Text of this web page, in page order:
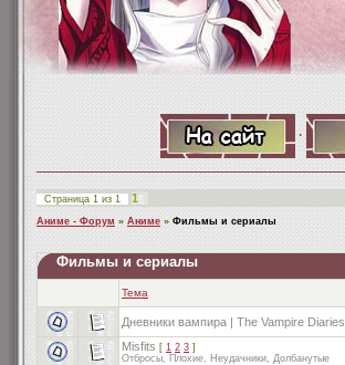
·
Страница 1 из 1 1
Аниме - Форум » Аниме » Фильмы и сериалы
Фильмы и сериалы
Тема
Дневники вампира | The Vampire Diaries
Misfits [ 1 2 3 ]
Отбросы, Плохие, Неудачники, Долбанутые